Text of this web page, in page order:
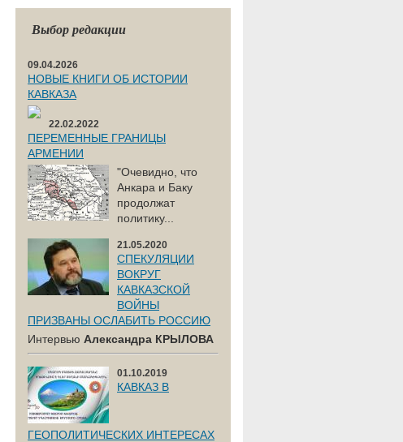
Выбор редакции
09.04.2026
НОВЫЕ КНИГИ ОБ ИСТОРИИ
КАВКАЗА
22.02.2022
ПЕРЕМЕННЫЕ ГРАНИЦЫ
АРМЕНИИ
"Очевидно, что
Анкара и Баку
продолжат
политику...
21.05.2020
СПЕКУЛЯЦИИ
ВОКРУГ
КАВКАЗСКОЙ
ВОЙНЫ
ПРИЗВАНЫ ОСЛАБИТЬ РОССИЮ
Интервью Александра КРЫЛОВА
01.10.2019
КАВКАЗ В
ГЕОПОЛИТИЧЕСКИХ ИНТЕРЕСАХ